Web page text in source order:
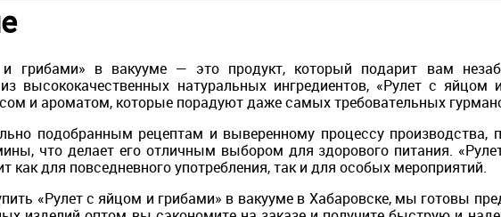
грибами» в вакууме — это продукт, который подарит вам
высококачественных натуральных ингредиентов, «Рулет с
и ароматом, которые порадуют даже самых требовательных
подобранным рецептам и выверенному процессу производства,
что делает его отличным выбором для здорового питания.
как для повседневного употребления, так и для особых мероприятий.
«Рулет с яйцом и грибами» в вакууме в Хабаровске, мы готовы